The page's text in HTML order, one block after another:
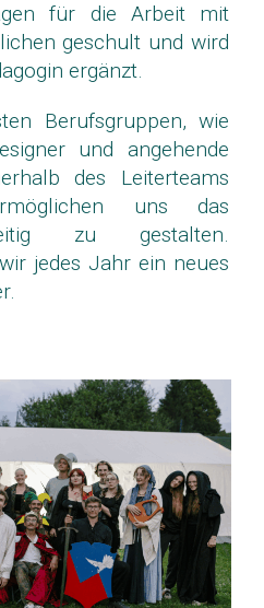
für die Arbeit mit
geschult und wird
ergänzt.
Berufsgruppen, wie
und angehende
des Leiterteams
uns das
zu gestalten.
jedes Jahr ein neues